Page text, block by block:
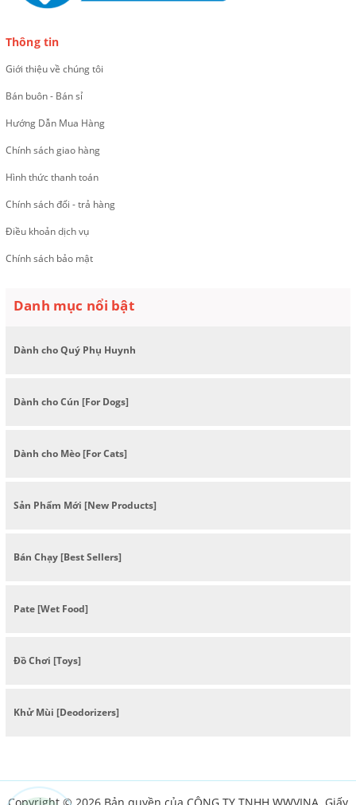
Thông tin
Giới thiệu về chúng tôi
Bán buôn - Bán sỉ
Hướng Dẫn Mua Hàng
Chính sách giao hàng
Hình thức thanh toán
Chính sách đổi - trả hàng
Điều khoản dịch vụ
Chính sách bảo mật
Danh mục nổi bật
Dành cho Quý Phụ Huynh
Dành cho Cún [For Dogs]
Dành cho Mèo [For Cats]
Sản Phẩm Mới [New Products]
Bán Chạy [Best Sellers]
Pate [Wet Food]
Đồ Chơi [Toys]
Khử Mùi [Deodorizers]